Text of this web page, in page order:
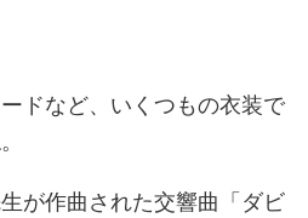
ドなど、いくつもの衣装で
が作曲された交響曲「ダビ